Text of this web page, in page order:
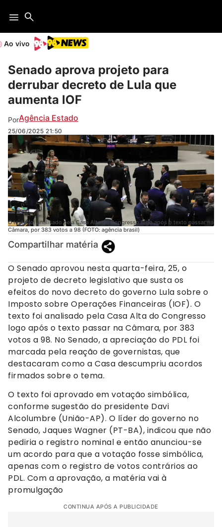
Ao vivo
Senado aprova projeto para
derrubar decreto de Lula que
aumenta IOF
PorAgência Estado
25/06/2025 21:50
O texto foi analisado pela Casa Alta do Congresso logo após o texto passar na
Câmara, por 383 votos a 98 (FOTO: agência brasil)
Compartilhar matéria
O Senado aprovou nesta quarta-feira, 25, o
projeto de decreto legislativo que susta os
efeitos do novo decreto do governo Lula sobre o
Imposto sobre Operações Financeiras (IOF). O
texto foi analisado pela Casa Alta do Congresso
logo após o texto passar na Câmara, por 383
votos a 98. No Senado, a apreciação do PDL foi
marcada pela reação de governistas, que
destacaram como a Casa descumpriu acordos
firmados sobre o tema.
O texto foi aprovado em votação simbólica,
conforme sugestão do presidente Davi
Alcolumbre (União-AP). O líder do governo no
Senado, Jaques Wagner (PT-BA), indicou que não
pediria o registro nominal e então anunciou-se
um acordo para que a votação fosse simbólica,
apenas com o registro de votos contrários ao
PDL. Com a aprovação, a matéria vai à
promulgação
CONTINUA APÓS A PUBLICIDADE